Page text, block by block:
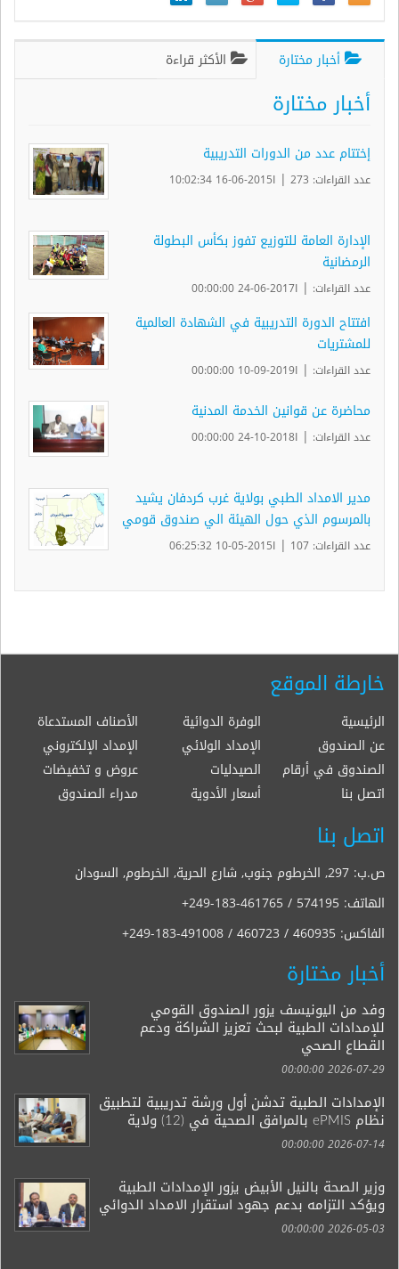
أخبار مختارة الأكثر قراءة
أخبار مختارة
إختتام عدد من الدورات التدريبية
عدد القراءات: 273 | ا2015-06-16 10:02:34
الإدارة العامة للتوزيع تفوز بكأس البطولة
الرمضانية
عدد القراءات: | ا2017-06-24 00:00:00
افتتاح الدورة التدريبية في الشهادة العالمية
للمشتريات
عدد القراءات: | ا2019-09-10 00:00:00
محاضرة عن قوانين الخدمة المدنية
عدد القراءات: | ا2018-10-24 00:00:00
مدير الامداد الطبي بولاية غرب كردفان يشيد
بالمرسوم الذي حول الهيئة الي صندوق قومي
عدد القراءات: 107 | ا2015-05-10 06:25:32
خارطة الموقع
الرئيسية الوفرة الدوائية
الأصناف المستدعاة
عن الصندوق
الإمداد الولائي
الإمداد الإلكتروني
الصندوق في أرقام
الصيدليات
عروض و تخفيضات
اتصل بنا
أسعار الأدوية مدراء الصندوق
اتصل بنا
ص.ب: 297, الخرطوم جنوب, شارع الحرية, الخرطوم, السودان
الهاتف: +249-183-461765 / 574195
الفاكس: +249-183-491008 / 460723 / 460935
أخبار مختارة
وفد من اليونيسف يزور الصندوق القومي
للإمدادات الطبية لبحث تعزيز الشراكة ودعم
القطاع الصحي
2026-07-29 00:00:00
الإمدادات الطبية تدشن أول ورشة تدريبية لتطبيق
نظام ePMIS بالمرافق الصحية في (12) ولاية
2026-07-14 00:00:00
وزير الصحة بالنيل الأبيض يزور الإمدادات الطبية
ويؤكد التزامه بدعم جهود استقرار الامداد الدوائي
2026-05-03 00:00:00